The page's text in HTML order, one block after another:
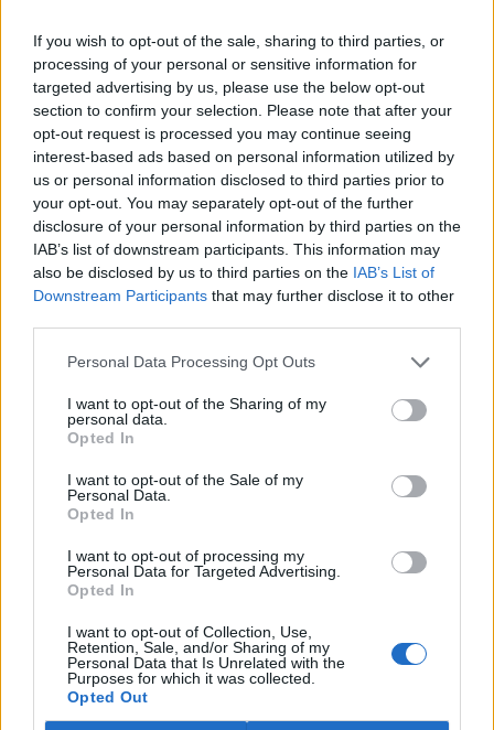
If you wish to opt-out of the sale, sharing to third parties, or
processing of your personal or sensitive information for
targeted advertising by us, please use the below opt-out
section to confirm your selection. Please note that after your
opt-out request is processed you may continue seeing
interest-based ads based on personal information utilized by
us or personal information disclosed to third parties prior to
your opt-out. You may separately opt-out of the further
disclosure of your personal information by third parties on the
IAB’s list of downstream participants. This information may
also be disclosed by us to third parties on the IAB’s List of
Downstream Participants that may further disclose it to other
Personal Data Processing Opt Outs
I want to opt-out of the Sharing of my
personal data.
Opted In
I want to opt-out of the Sale of my
Personal Data.
Opted In
I want to opt-out of processing my
Personal Data for Targeted Advertising.
Opted In
I want to opt-out of Collection, Use,
Retention, Sale, and/or Sharing of my
Personal Data that Is Unrelated with the
Purposes for which it was collected.
Opted Out
stavební materiál i nářadí a knížky. Zájemci si mohou
některé věci za mírný poplatek vypůjčit, třeba nádobí na
oslavy nebo lyže.
Své re-use centrum v hale u sběrného dvora bude mít
letos také Žďár nad Sázavou.
reklama
tisknout poslat